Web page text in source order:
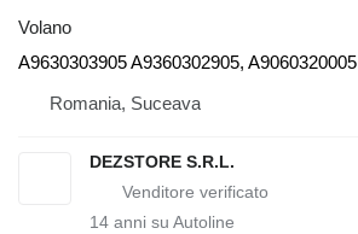
Volano
A9630303905 A9360302905, A9060320005
Romania, Suceava
DEZSTORE S.R.L.
14 anni su Autoline